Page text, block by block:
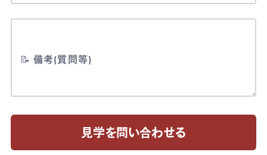
📝 備考(質問等)
見学を問い合わせる